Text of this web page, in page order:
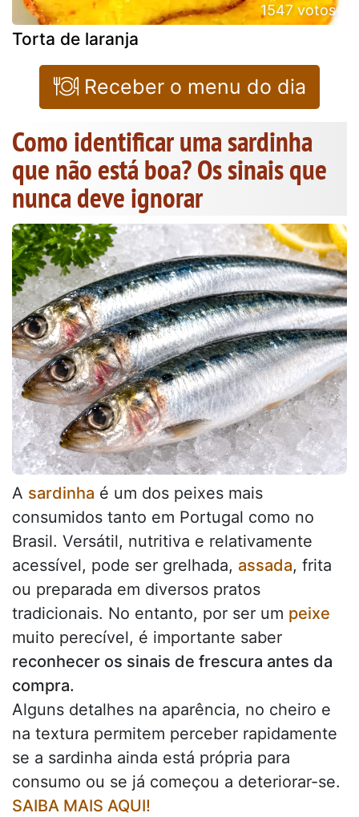
1547 votos
Torta de laranja
Receber o menu do dia
Como identificar uma sardinha
que não está boa? Os sinais que
nunca deve ignorar
A sardinha é um dos peixes mais
consumidos tanto em Portugal como no
Brasil. Versátil, nutritiva e relativamente
acessível, pode ser grelhada, assada, frita
ou preparada em diversos pratos
tradicionais. No entanto, por ser um peixe
muito perecível, é importante saber
reconhecer os sinais de frescura antes da
compra.
Alguns detalhes na aparência, no cheiro e
na textura permitem perceber rapidamente
se a sardinha ainda está própria para
consumo ou se já começou a deteriorar-se.
SAIBA MAIS AQUI!